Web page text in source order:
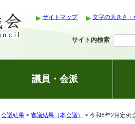
サイトマップ 文字の大きさ
サイト内検索
議員・会派
会議結果 > 審議結果（本会議） > 令和6年2月定例